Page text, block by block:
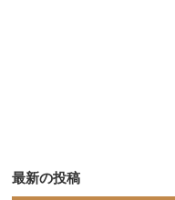
最新の投稿